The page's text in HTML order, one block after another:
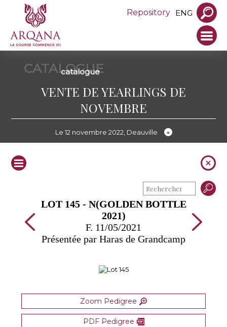
Repository ENG
CATALOGUE
catalogue
VENTE DE YEARLINGS DE
NOVEMBRE
Le 12 novembre 2022, Deauville
LOT 145 - N(GOLDEN BOTTLE
2021)
F. 11/05/2021
Présentée par Haras de Grandcamp
Zoom Pedigree
PDF Pedigree